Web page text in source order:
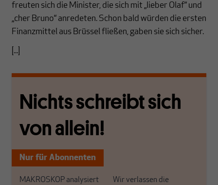
freuten sich die Minister, die sich mit „lieber Olaf“ und
„cher Bruno“ anredeten. Schon bald würden die ersten
Finanzmittel aus Brüssel fließen, gaben sie sich sicher.
[...]
Nichts schreibt sich
von allein!
Nur für Abonnenten
MAKROSKOP analysiert
Wir verlassen die